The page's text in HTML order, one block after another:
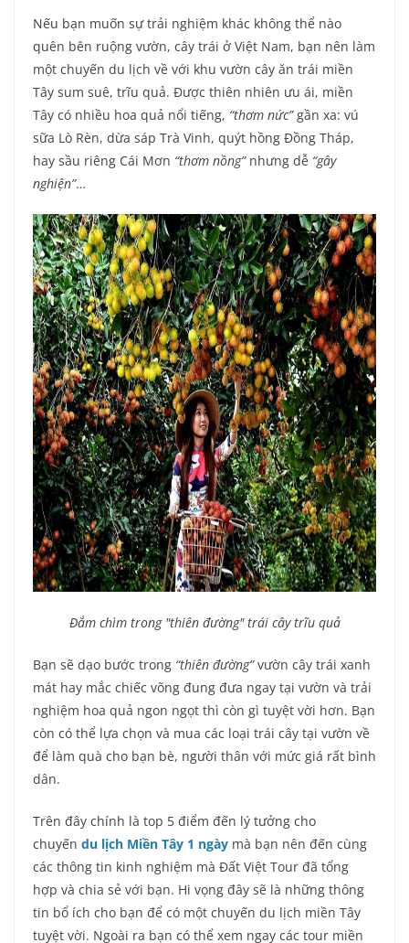
Nếu bạn muốn sự trải nghiệm khác không thể nào
quên bên ruộng vườn, cây trái ở Việt Nam, bạn nên làm
một chuyến du lịch về với khu vườn cây ăn trái miền
Tây sum suê, trĩu quả. Được thiên nhiên ưu ái, miền
Tây có nhiều hoa quả nổi tiếng, “thơm nức”gần xa: vú
sữa Lò Rèn, dừa sáp Trà Vinh, quýt hồng Đồng Tháp,
hay sầu riêng Cái Mơn “thơm nồng”nhưng dễ “gây
nghiện”…
Đắm chìm trong "thiên đường" trái cây trĩu quả
Bạn sẽ dạo bước trong “thiên đường”vườn cây trái xanh
mát hay mắc chiếc võng đung đưa ngay tại vườn và trải
nghiệm hoa quả ngon ngọt thì còn gì tuyệt vời hơn. Bạn
còn có thể lựa chọn và mua các loại trái cây tại vườn về
để làm quà cho bạn bè, người thân với mức giá rất bình
dân.
Trên đây chính là top 5 điểm đến lý tưởng cho
chuyến du lịch Miền Tây 1 ngày mà bạn nên đến cùng
các thông tin kinh nghiệm mà Đất Việt Tour đã tổng
hợp và chia sẻ với bạn. Hi vọng đây sẽ là những thông
tin bổ ích cho bạn để có một chuyến du lịch miền Tây
tuyệt vời. Ngoài ra bạn có thể xem ngay các tour miền